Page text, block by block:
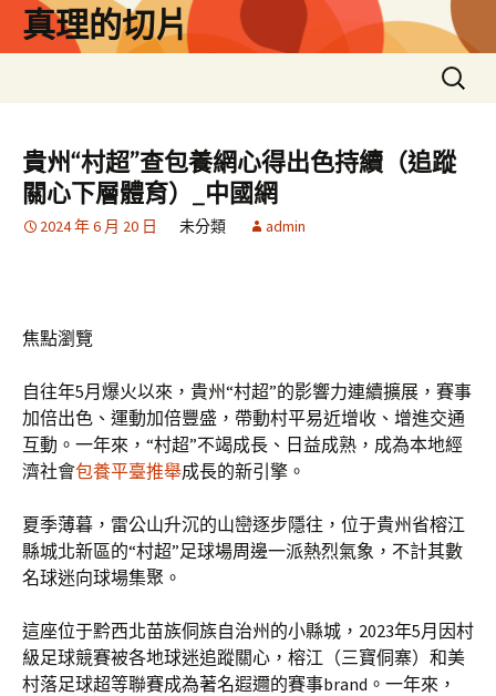
真理的切片
搜
尋
鍵
字:
貴州“村超”查包養網心得出色持續（追蹤
關心下層體育）_中國網
2024 年 6 月 20 日 未分類 admin
焦點瀏覽
自往年5月爆火以來，貴州“村超”的影響力連續擴展，賽事
加倍出色、運動加倍豐盛，帶動村平易近增收、增進交通
互動。一年來，“村超”不竭成長、日益成熟，成為本地經
濟社會包養平臺推舉成長的新引擎。
夏季薄暮，雷公山升沉的山巒逐步隱往，位于貴州省榕江
縣城北新區的“村超”足球場周邊一派熱烈氣象，不計其數
名球迷向球場集聚。
這座位于黔西北苗族侗族自治州的小縣城，2023年5月因村
級足球競賽被各地球迷追蹤關心，榕江（三寶侗寨）和美
村落足球超等聯賽成為著名遐邇的賽事brand。一年來，